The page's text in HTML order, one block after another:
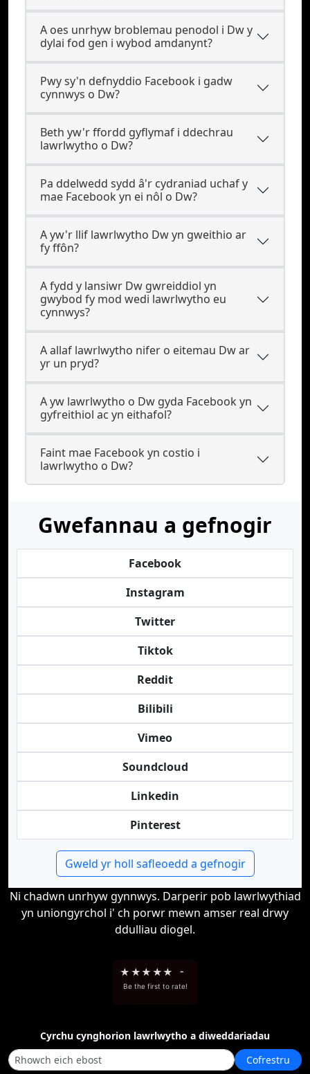
A oes unrhyw broblemau penodol i Dw y
dylai fod gen i wybod amdanynt?
Pwy sy'n defnyddio Facebook i gadw
cynnwys o Dw?
Beth yw'r ffordd gyflymaf i ddechrau
lawrlwytho o Dw?
Pa ddelwedd sydd â'r cydraniad uchaf y
mae Facebook yn ei nôl o Dw?
A yw'r llif lawrlwytho Dw yn gweithio ar
fy ffôn?
A fydd y lansiwr Dw gwreiddiol yn
gwybod fy mod wedi lawrlwytho eu
cynnwys?
A allaf lawrlwytho nifer o eitemau Dw ar
yr un pryd?
A yw lawrlwytho o Dw gyda Facebook yn
gyfreithiol ac yn eithafol?
Faint mae Facebook yn costio i
lawrlwytho o Dw?
Gwefannau a gefnogir
Facebook
Instagram
Twitter
Tiktok
Reddit
Bilibili
Vimeo
Soundcloud
Linkedin
Pinterest
Gweld yr holl safleoedd a gefnogir
Ni chadwn unrhyw gynnwys. Darperir pob lawrlwythiad
yn uniongyrchol i' ch porwr mewn amser real drwy
ddulliau diogel.
★ ★★ ★★ -
Be the first to rate!
Cyrchu cynghorion lawrlwytho a diweddariadau
Cofrestru